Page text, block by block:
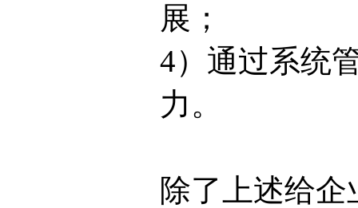
展；
4）通过系统
力。
除了上述给